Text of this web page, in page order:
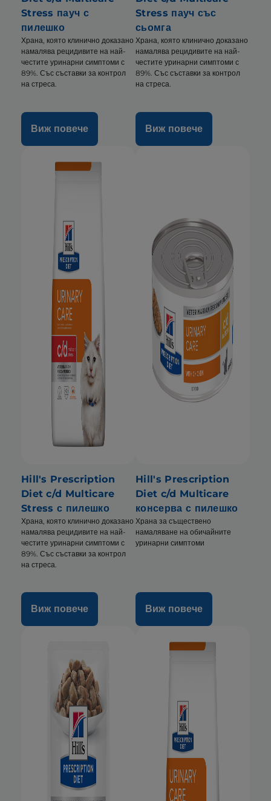
Stress пауч с
пилешко
Храна, която клинично доказано
намалява рецидивите на най-
честите уринарни симптоми с
89%. Със съставки за контрол
на стреса.
Виж повече
Stress пауч със
сьомга
Храна, която клинично доказано
намалява рецидивите на най-
честите уринарни симптоми с
89%. Със съставки за контрол
на стреса.
Виж повече
Hill's Prescription
Diet c/d Multicare
Stress с пилешко
Храна, която клинично доказано
намалява рецидивите на най-
честите уринарни симптоми с
89%. Със съставки за контрол
на стреса.
Виж повече
Hill's Prescription
Diet c/d Multicare
консерва с пилешко
Храна за съществено
намаляване на обичайните
уринарни симптоми
Виж повече